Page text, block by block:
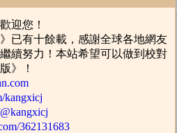
迎您！
有十餘載，感謝全球各地網友
續努力！本站希望可以做到校對
》！
kangxicj
362131683